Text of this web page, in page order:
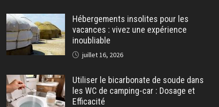
Hébergements insolites pour les
vacances : vivez une expérience
inoubliable
juillet 16, 2026
Utiliser le bicarbonate de soude dans
les WC de camping-car : Dosage et
Efficacité